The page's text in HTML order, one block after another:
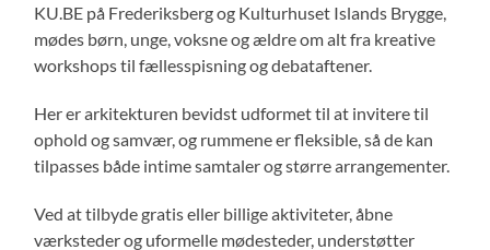
KU.BE på Frederiksberg og Kulturhuset Islands Brygge,
mødes børn, unge, voksne og ældre om alt fra kreative
workshops til fællesspisning og debataftener.
Her er arkitekturen bevidst udformet til at invitere til
ophold og samvær, og rummene er fleksible, så de kan
tilpasses både intime samtaler og større arrangementer.
Ved at tilbyde gratis eller billige aktiviteter, åbne
værksteder og uformelle mødesteder, understøtter